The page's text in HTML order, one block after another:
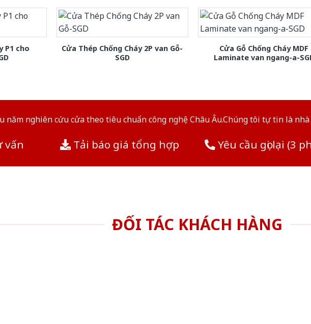
P1 cho
Cửa Thép Chống Cháy 2P van Gỗ-
SGD
Cửa Gỗ Chống Cháy MDF
Laminate van ngang-a-
năm nghiên cứu cửa theo tiêu chuẩn công nghệ Châu Âu.Chúng tôi tự tin là
vấn Tải báo giá tổng hợp Yêu cầu gọi lại (3
ĐỐI TÁC KHÁCH HÀNG